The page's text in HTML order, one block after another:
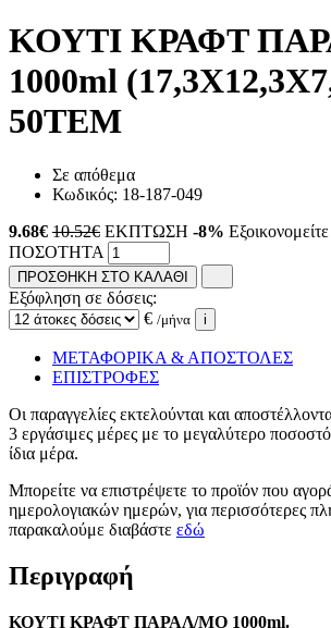
ΚΟΥΤΙ ΚΡΑΦΤ
1000ml
50ΤΕΜ
Σε απόθεμα
Κωδικός: 18-187-049
9.68€ 10.52€ ΕΚΠΤΩΣΗ -8% Εξοικονομείτε
ΠΟΣΟΤΗΤΑ
ΠΡΟΣΘΗΚΗ ΣΤΟ ΚΑΛΑΘΙ
Εξόφληση σε δόσεις:
€ /μήνα i
ΜΕΤΑΦΟΡΙΚΑ & ΑΠΟΣΤΟΛΕΣ
ΕΠΙΣΤΡΟΦΕΣ
Οι παραγγελίες εκτελούνται και
3 εργάσιμες μέρες με το μεγαλύτερο
ίδια μέρα.
Μπορείτε να επιστρέψετε το προϊόν που
ημερολογιακών ημερών, για περισσότερες
παρακαλούμε διαβάστε εδώ
Περιγραφή
ΚΟΥΤΙ ΚΡΑΦΤ ΠΑΡΑΛ/ΜΟ 1000ml.